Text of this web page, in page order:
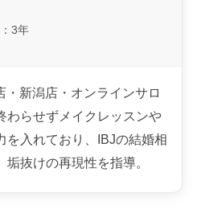
3年
新潟店・オンラインサロ
わらせずメイクレッスンや
を入れており、IBJの結婚相
抜けの再現性を指導。